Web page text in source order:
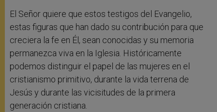
El Señor quiere que estos testigos del Evangelio,
estas figuras que han dado su contribución para que
creciera la fe en Él, sean conocidas y su memoria
permanezca viva en la Iglesia. Históricamente
podemos distinguir el papel de las mujeres en el
cristianismo primitivo, durante la vida terrena de
Jesús y durante las vicisitudes de la primera
generación cristiana.